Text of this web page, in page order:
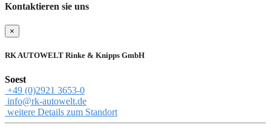
Kontaktieren sie uns
×
RK AUTOWELT Rinke & Knipps GmbH
Soest
+49 (0)2921 3653-0
info@rk-autowelt.de
weitere Details zum Standort